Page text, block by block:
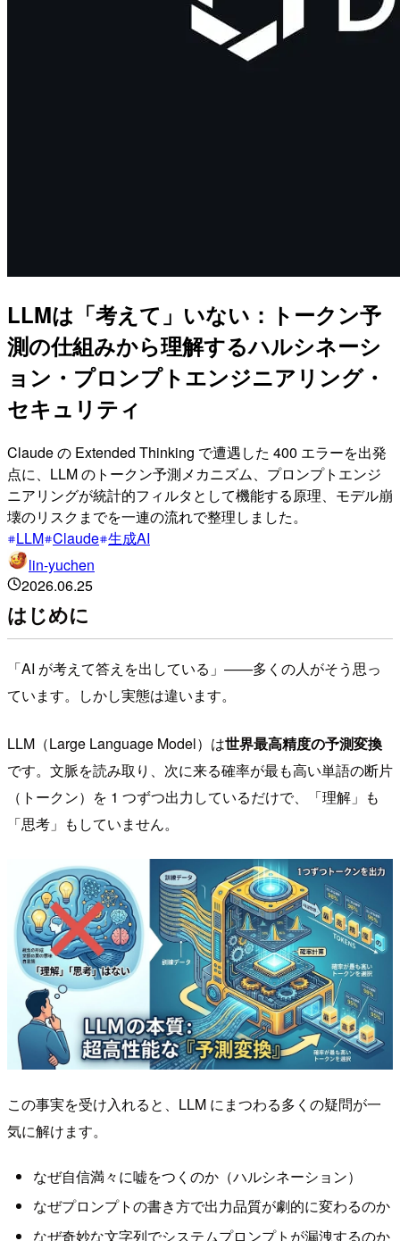
LLMは「考えて」いない：トークン予
測の仕組みから理解するハルシネーシ
ョン・プロンプトエンジニアリング・
セキュリティ
Claude の Extended Thinking で遭遇した 400 エラーを出発
点に、LLM のトークン予測メカニズム、プロンプトエンジ
ニアリングが統計的フィルタとして機能する原理、モデル崩
壊のリスクまでを一連の流れで整理しました。
LLM Claude 生成AI
lin-yuchen
2026.06.25
はじめに
「AI が考えて答えを出している」——多くの人がそう思っ
ています。しかし実態は違います。
LLM（Large Language Model）は世界最高精度の予測変換
です。文脈を読み取り、次に来る確率が最も高い単語の断片
（トークン）を 1 つずつ出力しているだけで、「理解」も
「思考」もしていません。
この事実を受け入れると、LLM にまつわる多くの疑問が一
気に解けます。
なぜ自信満々に嘘をつくのか（ハルシネーション）
なぜプロンプトの書き方で出力品質が劇的に変わるのか
なぜ奇妙な文字列でシステムプロンプトが漏洩するのか